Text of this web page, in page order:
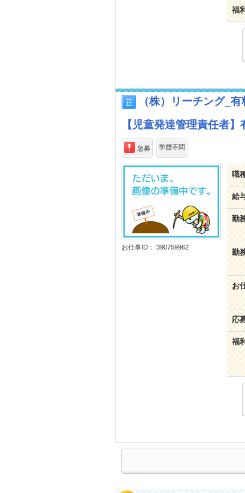
福
（株）リーチング_
【児童発達管理責任者
急募 学歴不問
お仕事ID： 390759962
職
給
勤
勤
お
応
福